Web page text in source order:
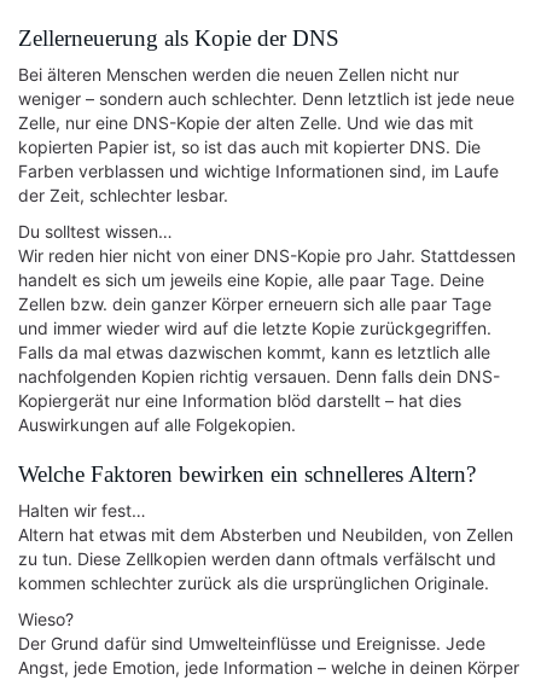
Zellerneuerung als Kopie der DNS
Bei älteren Menschen werden die neuen Zellen nicht nur
weniger – sondern auch schlechter. Denn letztlich ist jede neue
Zelle, nur eine DNS-Kopie der alten Zelle. Und wie das mit
kopierten Papier ist, so ist das auch mit kopierter DNS. Die
Farben verblassen und wichtige Informationen sind, im Laufe
der Zeit, schlechter lesbar.
Du solltest wissen…
Wir reden hier nicht von einer DNS-Kopie pro Jahr. Stattdessen
handelt es sich um jeweils eine Kopie, alle paar Tage. Deine
Zellen bzw. dein ganzer Körper erneuern sich alle paar Tage
und immer wieder wird auf die letzte Kopie zurückgegriffen.
Falls da mal etwas dazwischen kommt, kann es letztlich alle
nachfolgenden Kopien richtig versauen. Denn falls dein DNS-
Kopiergerät nur eine Information blöd darstellt – hat dies
Auswirkungen auf alle Folgekopien.
Welche Faktoren bewirken ein schnelleres Altern?
Halten wir fest…
Altern hat etwas mit dem Absterben und Neubilden, von Zellen
zu tun. Diese Zellkopien werden dann oftmals verfälscht und
kommen schlechter zurück als die ursprünglichen Originale.
Wieso?
Der Grund dafür sind Umwelteinflüsse und Ereignisse. Jede
Angst, jede Emotion, jede Information – welche in deinen Körper